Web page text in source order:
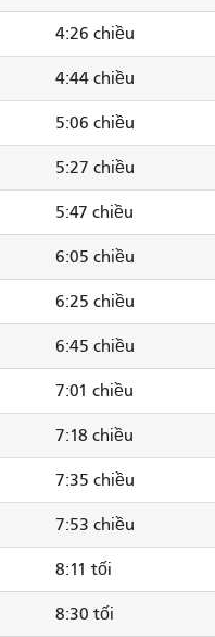
4:26 chiều
4:44 chiều
5:06 chiều
5:27 chiều
5:47 chiều
6:05 chiều
6:25 chiều
6:45 chiều
7:01 chiều
7:18 chiều
7:35 chiều
7:53 chiều
8:11 tối
8:30 tối